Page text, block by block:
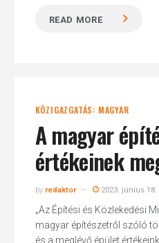
READ MORE
KÖZIGAZGATÁS: MAGYAR
A magyar
értékeinek
by redaktor 2023. június 18.
„Az Építési és Közlekedési
magyar építészetről szóló
és a meglévő épület